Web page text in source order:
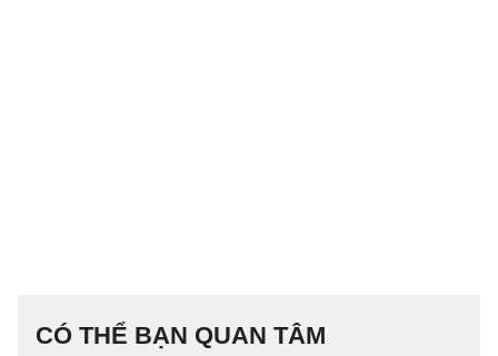
CÓ THỂ BẠN QUAN TÂM